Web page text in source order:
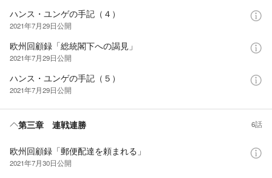
ハンス・ユンゲの手記（４）
2021年7月29日公開
欧州回顧録「総統閣下への謁見」
2021年7月29日公開
ハンス・ユンゲの手記（５）
2021年7月29日公開
第三章 連戦連勝 6話
欧州回顧録「郵便配達を頼まれる」
2021年7月30日公開